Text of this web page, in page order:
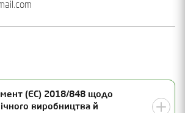
(ЄС) 2018/848 щодо
виробництва й